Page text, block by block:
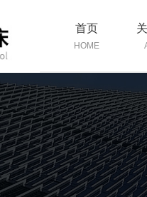
首页
HOME